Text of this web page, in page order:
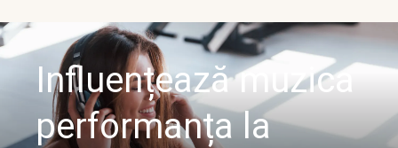
Influențează muzica
performanța la